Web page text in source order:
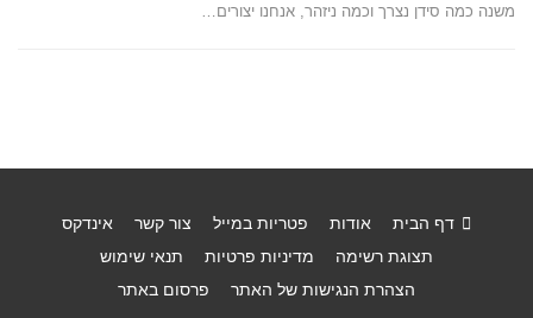
משנה כמה סידן נצרך וכמה ניזהר, אנחנו יצורים…
דף הבית אודות פטריות במייל צור קשר
אינדקס
תצוגת רשימה
מדיניות פרטיות
תנאי שימוש
הצהרת הנגישות של האתר
פרסום באתר